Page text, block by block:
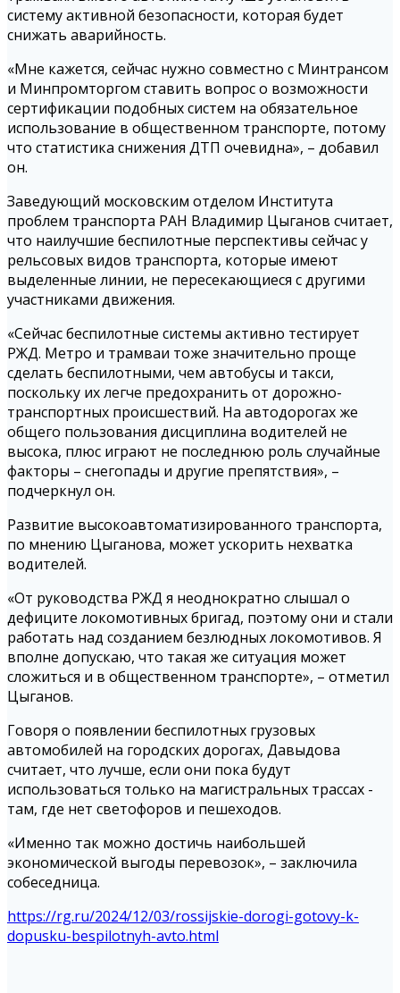
систему активной безопасности, которая будет
снижать аварийность.
«Мне кажется, сейчас нужно совместно с Минтрансом
и Минпромторгом ставить вопрос о возможности
сертификации подобных систем на обязательное
использование в общественном транспорте, потому
что статистика снижения ДТП очевидна», – добавил
он.
Заведующий московским отделом Института
проблем транспорта РАН Владимир Цыганов считает,
что наилучшие беспилотные перспективы сейчас у
рельсовых видов транспорта, которые имеют
выделенные линии, не пересекающиеся с другими
участниками движения.
«Сейчас беспилотные системы активно тестирует
РЖД. Метро и трамваи тоже значительно проще
сделать беспилотными, чем автобусы и такси,
поскольку их легче предохранить от дорожно-
транспортных происшествий. На автодорогах же
общего пользования дисциплина водителей не
высока, плюс играют не последнюю роль случайные
факторы – снегопады и другие препятствия», –
подчеркнул он.
Развитие высокоавтоматизированного транспорта,
по мнению Цыганова, может ускорить нехватка
водителей.
«От руководства РЖД я неоднократно слышал о
дефиците локомотивных бригад, поэтому они и стали
работать над созданием безлюдных локомотивов. Я
вполне допускаю, что такая же ситуация может
сложиться и в общественном транспорте», – отметил
Цыганов.
Говоря о появлении беспилотных грузовых
автомобилей на городских дорогах, Давыдова
считает, что лучше, если они пока будут
использоваться только на магистральных трассах -
там, где нет светофоров и пешеходов.
«Именно так можно достичь наибольшей
экономической выгоды перевозок», – заключила
собеседница.
https://rg.ru/2024/12/03/rossijskie-dorogi-gotovy-k-
dopusku-bespilotnyh-avto.html